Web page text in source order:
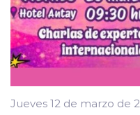
Jueves 12 de marzo de